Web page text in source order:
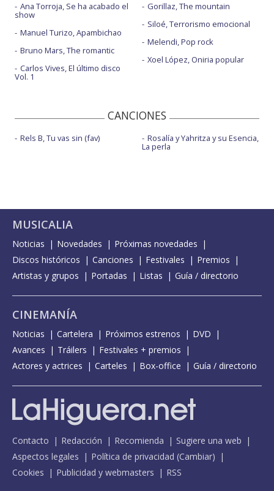
Ana Torroja, Se ha acabado el
show
Manuel Turizo, Apambichao
Bruno Mars, The romantic
Carlos Vives, El último disco
Vol. 1
Gorillaz, The mountain
Siloé, Terrorismo emocional
Melendi, Pop rock
Xoel López, Oniria popular
CANCIONES
Rels B, Tu vas sin (fav) Rosalía y Yahritza y su Esencia,
La perla
MUSICALIA
Noticias Novedades
Próximas novedades
Discos históricos
Canciones Festivales
Premios
Artistas y grupos
Portadas Listas Guía / directorio
CINEMANÍA
Noticias Cartelera Próximos estrenos
DVD
Avances
Tráilers
Festivales + premios
Actores y actrices
Carteles Box-office Guía / directorio
Contacto Redacción Recomienda
Sugiere una web
Aspectos legales
Política de privacidad (Cambiar)
Cookies
Publicidad y webmasters RSS